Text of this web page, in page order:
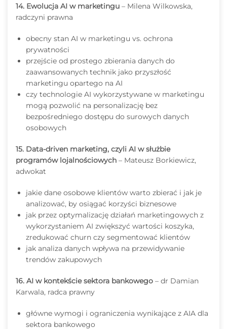
14. Ewolucja AI w marketingu – Milena Wilkowska,
radczyni prawna
obecny stan AI w marketingu vs. ochrona
prywatności
przejście od prostego zbierania danych do
zaawansowanych technik jako przyszłość
marketingu opartego na AI
czy technologie AI wykorzystywane w marketingu
mogą pozwolić na personalizację bez
bezpośredniego dostępu do surowych danych
osobowych
15. Data-driven marketing, czyli AI w służbie
programów lojalnościowych – Mateusz Borkiewicz,
adwokat
jakie dane osobowe klientów warto zbierać i jak je
analizować, by osiągać korzyści biznesowe
jak przez optymalizację działań marketingowych z
wykorzystaniem AI zwiększyć wartości koszyka,
zredukować churn czy segmentować klientów
jak analiza danych wpływa na przewidywanie
trendów zakupowych
16. AI w kontekście sektora bankowego – dr Damian
Karwala, radca prawny
główne wymogi i ograniczenia wynikające z AIA dla
sektora bankowego